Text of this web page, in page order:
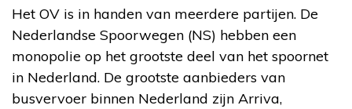
Het OV is in handen van meerdere partijen. De
Nederlandse Spoorwegen (NS) hebben een
monopolie op het grootste deel van het spoornet
in Nederland. De grootste aanbieders van
busvervoer binnen Nederland zijn Arriva,